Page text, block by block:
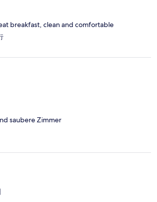
breakfast, clean and comfortable
saubere Zimmer